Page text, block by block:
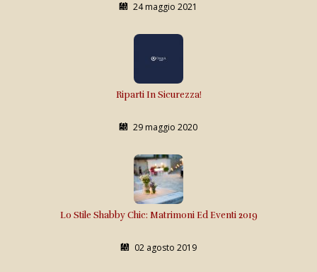
24 maggio 2021
Riparti In Sicurezza!
29 maggio 2020
Lo Stile Shabby Chic: Matrimoni Ed Eventi 2019
02 agosto 2019